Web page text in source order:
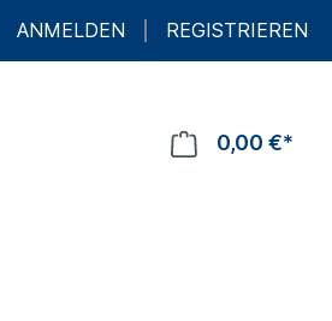
ANMELDEN REGISTRIEREN
0,00 €*